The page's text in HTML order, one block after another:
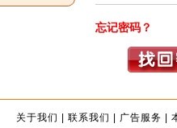
忘记密码？
关于我们 |联系我们 | 广告服务 |